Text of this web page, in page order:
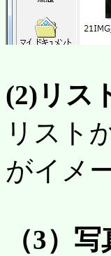
(2)リス
リスト
がイメ
（3）